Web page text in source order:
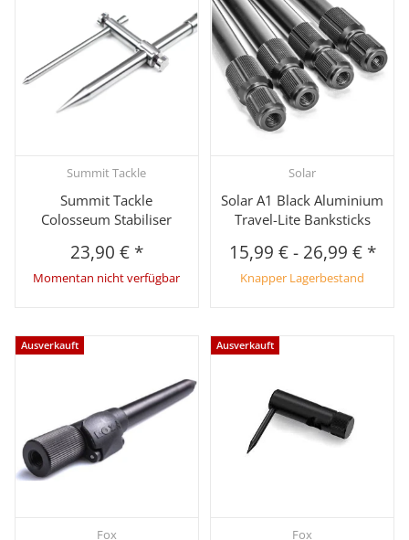
Summit Tackle
Summit Tackle
Colosseum Stabiliser
23,90 € *
Momentan nicht verfügbar
Solar
Solar A1 Black Aluminium
Travel-Lite Banksticks
15,99 €- 26,99 € *
Knapper Lagerbestand
Ausverkauft
Fox
Ausverkauft
Fox